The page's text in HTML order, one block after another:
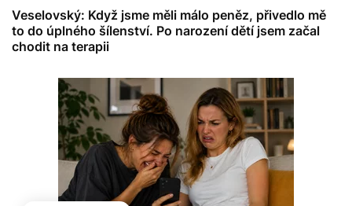
Veselovský: Když jsme měli málo peněz, přivedlo mě
to do úplného šílenství. Po narození dětí jsem začal
chodit na terapii